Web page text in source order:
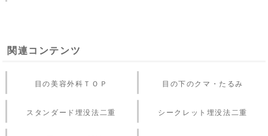
関連コンテンツ
目の美容外科ＴＯＰ 目の下のクマ・たるみ
スタンダード埋没法二重 シークレット埋没法二重